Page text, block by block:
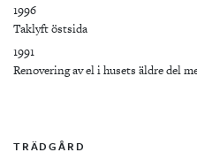
1996
Taklyft östsida
1991
Renovering av el i husets äldre del
TRÄDGÅRD